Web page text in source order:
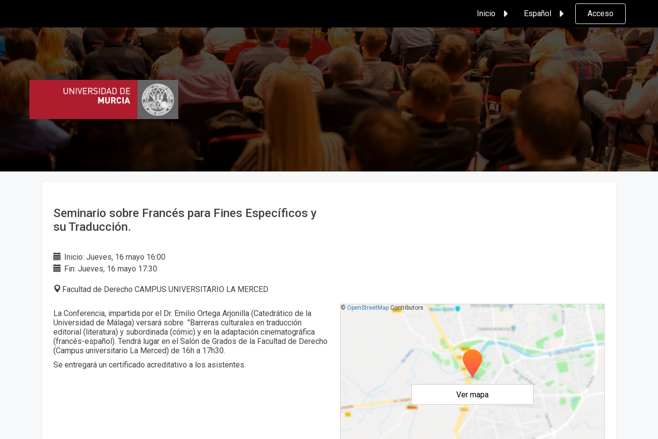
Inicio Español Acceso
Seminario sobre Francés para Fines Específicos y
su Traducción.
Inicio: Jueves, 16 mayo 16:00
Fin: Jueves, 16 mayo 17:30
Facultad de Derecho CAMPUS UNIVERSITARIO LA MERCED
La Conferencia, impartida por el Dr. Emilio Ortega Arjonilla (Catedrático de la
Universidad de Málaga) versará sobre "Barreras culturales en traducción
editorial (literatura) y subordinada (cómic) y en la adaptación cinematográfica
(francés-español). Tendrá lugar en el Salón de Grados de la Facultad de Derecho
(Campus universitario La Merced) de 16h a 17h30.
Se entregará un certificado acreditativo a los asistentes.
Ver mapa
© OpenStreetMapContributors